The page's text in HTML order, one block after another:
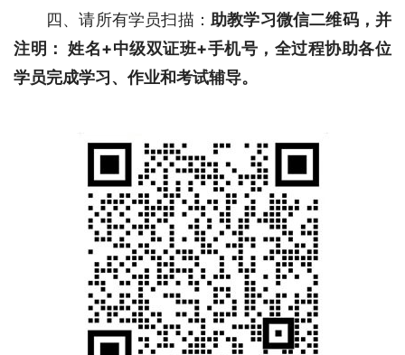
四、请所有学员扫描： 助教学习微信二维码，并
注明： 姓名+中级双证班+手机号，全过程协助各位
学员完成学习、作业和考试辅导。